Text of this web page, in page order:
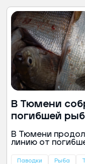
В Тюмени
погибшей
В Тюмени
линию от
биологических
Паводки Рыба